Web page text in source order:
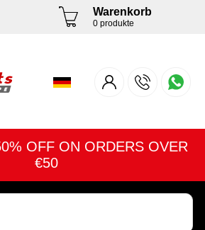
Warenkorb
0 produkte
OFF ON ORDERS OVER
€50